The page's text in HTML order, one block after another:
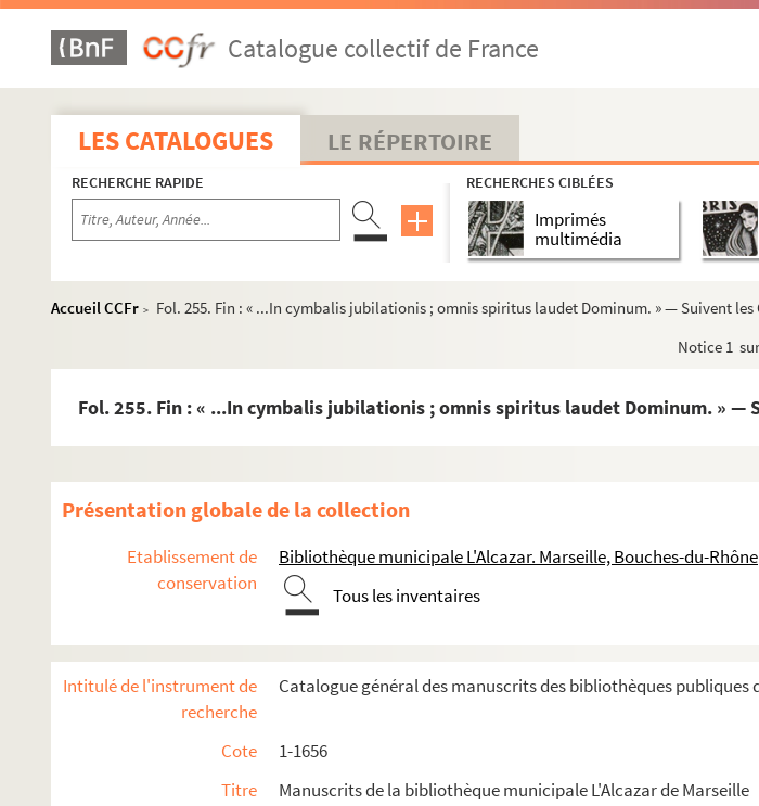
Catalogue collectif de France
LES CATALOGUES LE RÉPERTOIRE
RECHERCHE RAPIDE RECHERCHES CIBLÉES
Imprimés
multimédia
Accueil CCFr >
Fol. 255. Fin : « ...In cymbalis jubilationis ; omnis spiritus laudet Dominum. » — Suivent les
Notice 1
Fol. 255. Fin : « ...In cymbalis jubilationis ; omnis spiritus laudet Dominum. » —
Présentation globale de la collection
Etablissement de
conservation
Bibliothèque municipale L'Alcazar. Marseille, Bouches-du-Rhône
Tous les inventaires
Intitulé de l'instrument de
recherche
Catalogue général des manuscrits des bibliothèques publiques
Cote
1-1656
Titre
Manuscrits de la bibliothèque municipale L'Alcazar de Marseille
1. Biblia sacra
2. Biblia sacra. Incomplète du commencement. Un ancien foliotage, qui commence par LI, indique
3-10. Bible latine, non complète, composée de huit volumes de différents formats, réunis pour former
I. Le Lévitique. — On a coupé le commencement, pour enlever la grande lettre. Premiers mots : «
II. Les Nombres, le Deutéronome, Josué, les Juges